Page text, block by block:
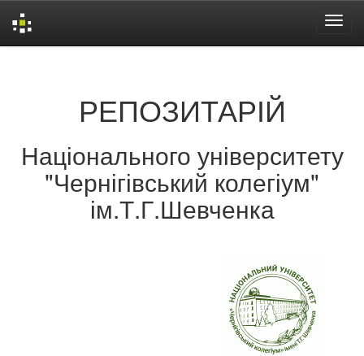
РЕПОЗИТАРІЙ
Національного університету
"Чернігівський колегіум"
ім.Т.Г.Шевченка